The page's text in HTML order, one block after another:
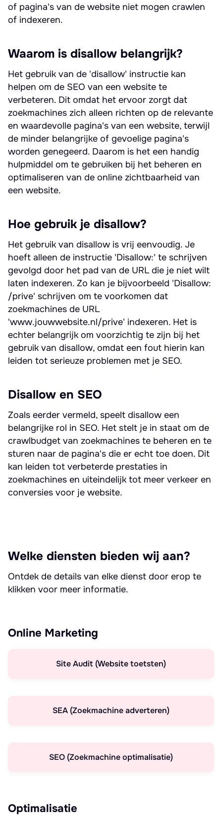
of pagina's van de website niet mogen crawlen
of indexeren.
Waarom is disallow belangrijk?
Het gebruik van de 'disallow' instructie kan
helpen om de SEO van een website te
verbeteren. Dit omdat het ervoor zorgt dat
zoekmachines zich alleen richten op de relevante
en waardevolle pagina's van een website, terwijl
de minder belangrijke of gevoelige pagina's
worden genegeerd. Daarom is het een handig
hulpmiddel om te gebruiken bij het beheren en
optimaliseren van de online zichtbaarheid van
een website.
Hoe gebruik je disallow?
Het gebruik van disallow is vrij eenvoudig. Je
hoeft alleen de instructie 'Disallow:' te schrijven
gevolgd door het pad van de URL die je niet wilt
laten indexeren. Zo kan je bijvoorbeeld 'Disallow:
/prive' schrijven om te voorkomen dat
zoekmachines de URL
'www.jouwwebsite.nl/prive' indexeren. Het is
echter belangrijk om voorzichtig te zijn bij het
gebruik van disallow, omdat een fout hierin kan
leiden tot serieuze problemen met je SEO.
Disallow en SEO
Zoals eerder vermeld, speelt disallow een
belangrijke rol in SEO. Het stelt je in staat om de
crawlbudget van zoekmachines te beheren en te
sturen naar de pagina's die er echt toe doen. Dit
kan leiden tot verbeterde prestaties in
zoekmachines en uiteindelijk tot meer verkeer en
conversies voor je website.
Welke diensten bieden wij aan?
Ontdek de details van elke dienst door erop te
klikken voor meer informatie.
Online Marketing
Site Audit (Website toetsten)
SEA (Zoekmachine adverteren)
SEO (Zoekmachine optimalisatie)
Optimalisatie